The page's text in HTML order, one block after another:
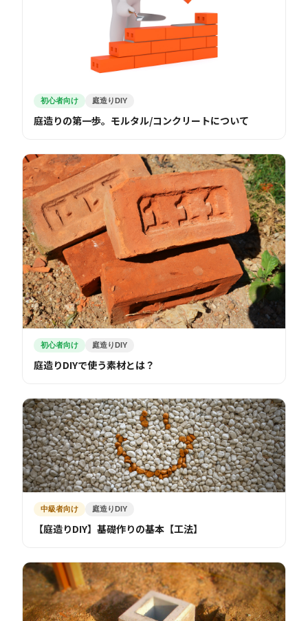
初心者向け 庭造りDIY
庭造りの第一歩。モルタル/コンクリートについて
初心者向け 庭造りDIY
庭造りDIYで使う素材とは？
中級者向け 庭造りDIY
【庭造りDIY】基礎作りの基本【工法】